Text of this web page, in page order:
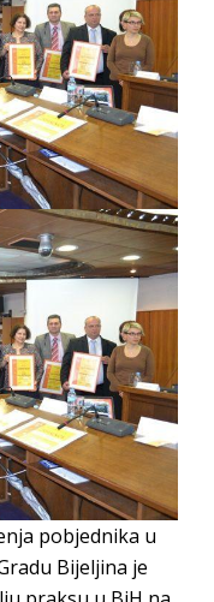
U STANjU
gorivo
novembra
KARTICE
- Vera Ujić
pobjednika u
Bijeljina je